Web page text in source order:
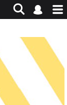
uniquement